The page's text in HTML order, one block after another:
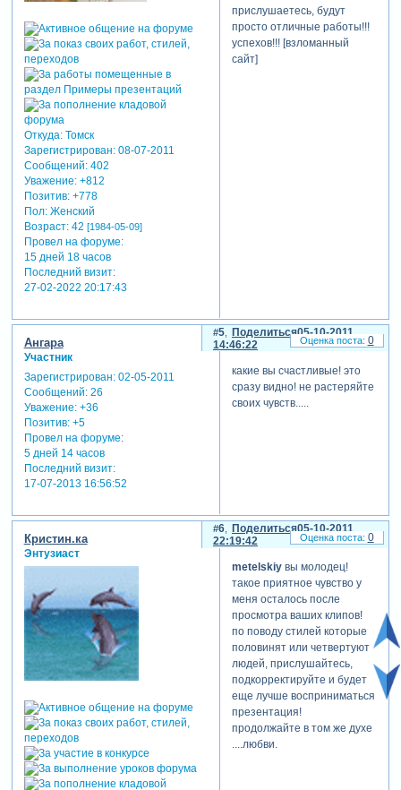
Откуда:Томск
Зарегистрирован: 08-07-2011
Сообщений:402
Уважение: +812
Позитив: +778
Пол:Женский
Возраст:42 [1984-05-09]
Провел на форуме:
15 дней 18 часов
Последний визит:
27-02-2022 20:17:43
прислушаетесь, будут
просто отличные работы!!!
успехов!!! [взломанный
сайт]
Поделиться
5
05-10-2011
14:46:22
Ангара
Участник
Зарегистрирован: 02-05-2011
Сообщений:26
Уважение: +36
Позитив: +5
Провел на форуме:
5 дней 14 часов
Последний визит:
17-07-2013 16:56:52
какие вы счастливые! это
сразу видно! не растеряйте
своих чувств.....
0
Поделиться
6
05-10-2011
22:19:42
Кристин.ка
Энтузиаст
metelskiyвы молодец!
такое приятное чувство у
меня осталось после
просмотра ваших клипов!
по поводу стилей которые
половинят или четвертуют
людей, прислушайтесь,
подкорректируйте и будет
еще лучше восприниматься
презентация!
продолжайте в том же духе
....любви.
0